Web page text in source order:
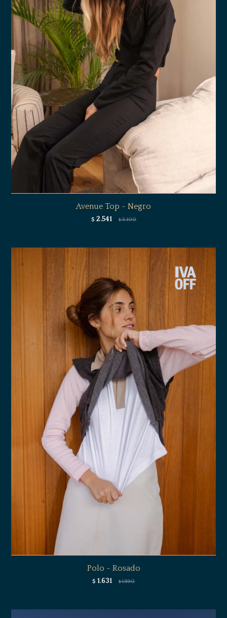
Avenue Top - Negro
$ 2.541 $ 3.100
Polo - Rosado
$ 1.631 $ 1.990